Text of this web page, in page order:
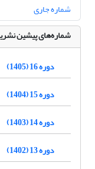
شماره جاری
شماره‌های پیشین
دوره 16 (1405)
دوره 15 (1404)
دوره 14 (1403)
دوره 13 (1402)